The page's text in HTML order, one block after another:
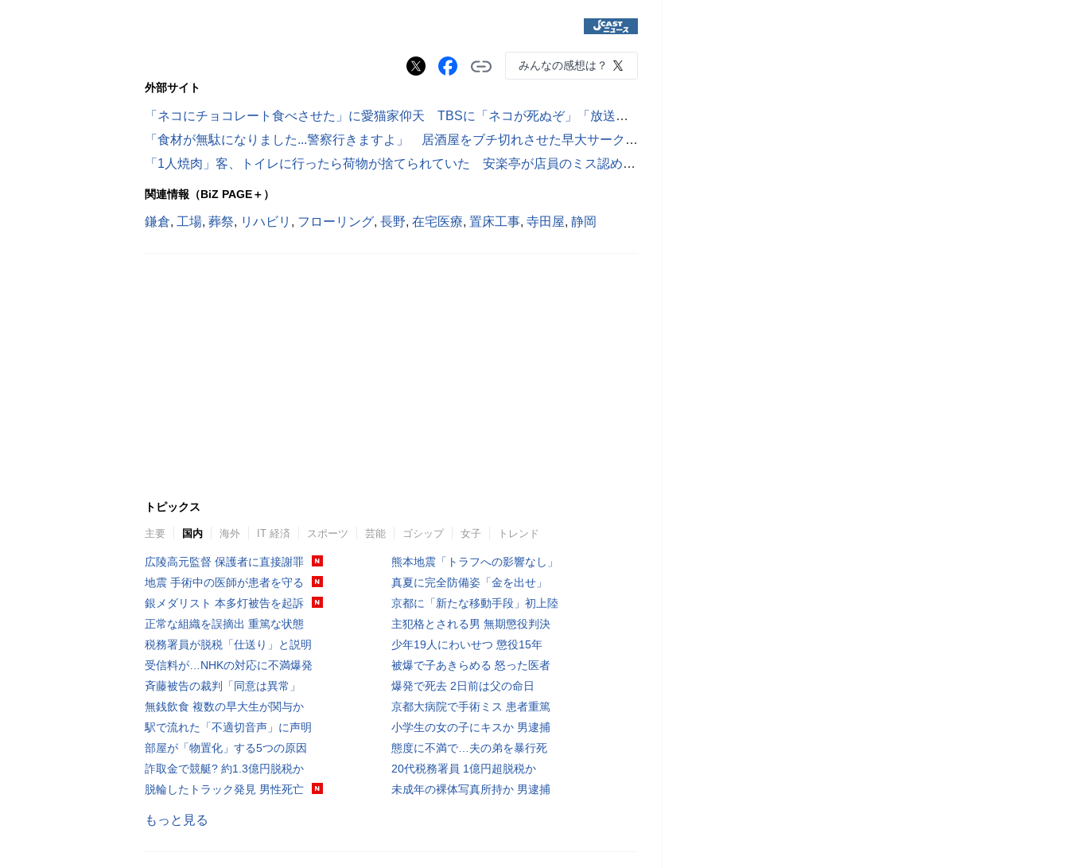
みんなの感想は？
外部サイト
「ネコにチョコレート食べさせた」に愛猫家仰天 TBSに「ネコが死ぬぞ」「放送を止めてくれ」
「食材が無駄になりました...警察行きますよ」 居酒屋をブチ切れさせた早大サークル「予約」バックレ
「1人焼肉」客、トイレに行ったら荷物が捨てられていた 安楽亭が店員のミス認め、再発防止策
関連情報（BiZ PAGE＋）
鎌倉, 工場, 葬祭, リハビリ , フローリング, 長野, 在宅医療, 置床工事, 寺田屋, 静岡
トピックス
主要 国内 海外 IT 経済 スポーツ 芸能 ゴシップ 女子 トレンド
広陵高元監督 保護者に直接謝罪
地震 手術中の医師が患者を守る
銀メダリスト 本多灯被告を起訴
正常な組織を誤摘出 重篤な状態
税務署員が脱税「仕送り」と説明
受信料が…NHKの対応に不満爆発
斉藤被告の裁判「同意は異常」
無銭飲食 複数の早大生が関与か
駅で流れた「不適切音声」に声明
部屋が「物置化」する5つの原因
詐取金で競艇? 約1.3億円脱税か
脱輪したトラック発見 男性死亡
熊本地震「トラフへの影響なし」
真夏に完全防備姿「金を出せ」
京都に「新たな移動手段」初上陸
主犯格とされる男 無期懲役判決
少年19人にわいせつ 懲役15年
被爆で子あきらめる 怒った医者
爆発で死去 2日前は父の命日
京都大病院で手術ミス 患者重篤
小学生の女の子にキスか 男逮捕
態度に不満で…夫の弟を暴行死
20代税務署員 1億円超脱税か
未成年の裸体写真所持か 男逮捕
もっと見る